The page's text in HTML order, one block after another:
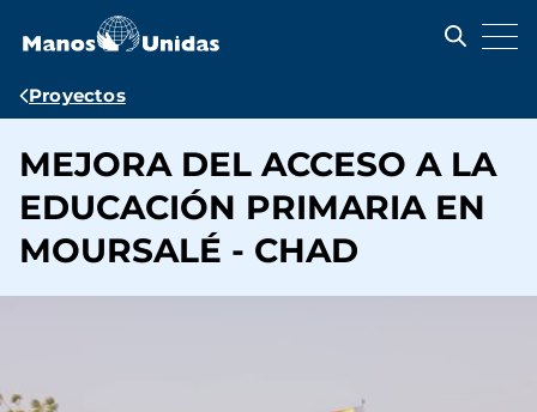
contenido
Ruta
navegación
Proyectos
MEJORA DEL ACCESO A LA
EDUCACIÓN PRIMARIA EN
MOURSALÉ - CHAD